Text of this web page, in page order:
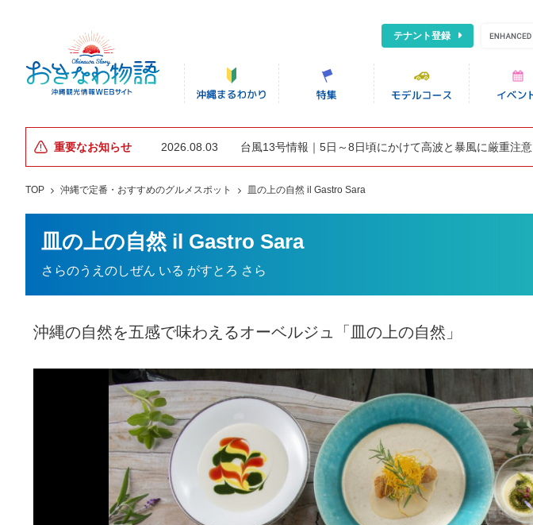
テナント登録
重要なお知らせ 2026.08.03 台風13号情報｜5日～8日頃にかけて高波と暴風に厳重注意
TOP 沖縄で定番・おすすめのグルメスポット 皿の上の自然 il Gastro Sara
皿の上の自然 il Gastro Sara
さらのうえのしぜん いる がすとろ さら
沖縄の自然を五感で味わえるオーベルジュ「皿の上の自然」